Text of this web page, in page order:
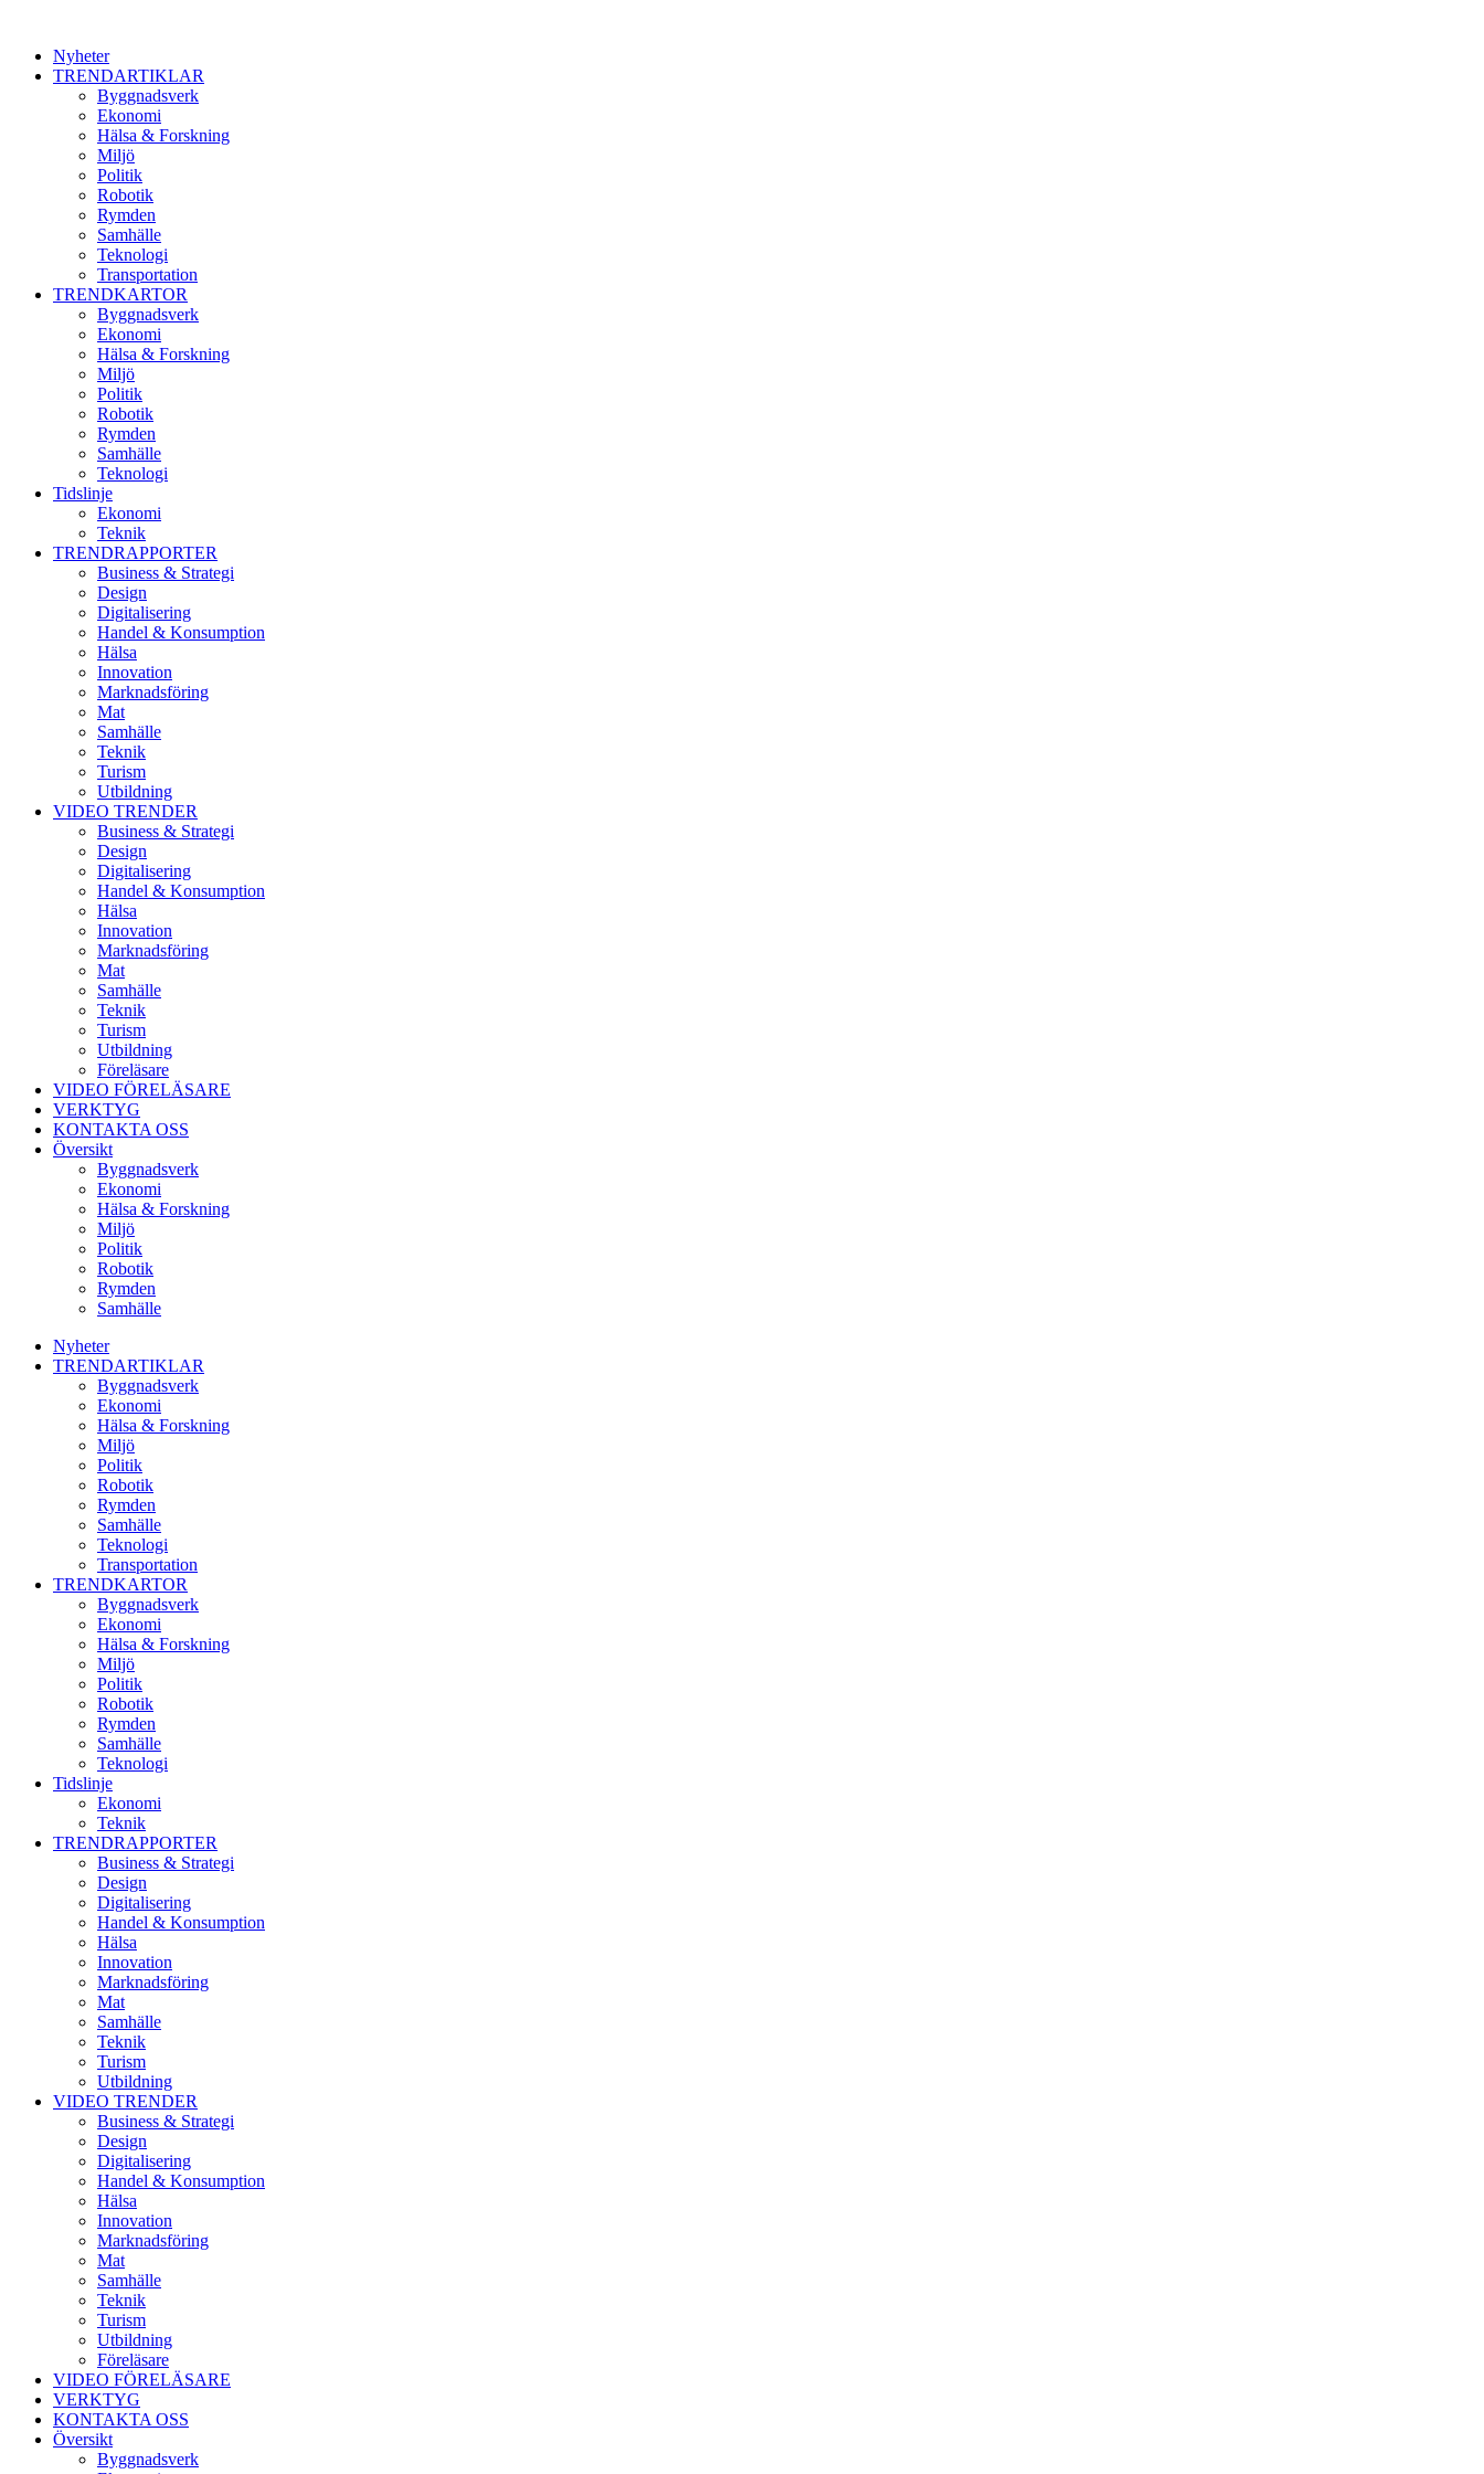
Nyheter
TRENDARTIKLAR
Byggnadsverk
Ekonomi
Hälsa & Forskning
Miljö
Politik
Robotik
Rymden
Samhälle
Teknologi
Transportation
TRENDKARTOR
Byggnadsverk
Ekonomi
Hälsa & Forskning
Miljö
Politik
Robotik
Rymden
Samhälle
Teknologi
Tidslinje
Ekonomi
Teknik
TRENDRAPPORTER
Business & Strategi
Design
Digitalisering
Handel & Konsumption
Hälsa
Innovation
Marknadsföring
Mat
Samhälle
Teknik
Turism
Utbildning
VIDEO TRENDER
Business & Strategi
Design
Digitalisering
Handel & Konsumption
Hälsa
Innovation
Marknadsföring
Mat
Samhälle
Teknik
Turism
Utbildning
Föreläsare
VIDEO FÖRELÄSARE
VERKTYG
KONTAKTA OSS
Översikt
Byggnadsverk
Ekonomi
Hälsa & Forskning
Miljö
Politik
Robotik
Rymden
Samhälle
Nyheter
TRENDARTIKLAR
Byggnadsverk
Ekonomi
Hälsa & Forskning
Miljö
Politik
Robotik
Rymden
Samhälle
Teknologi
Transportation
TRENDKARTOR
Byggnadsverk
Ekonomi
Hälsa & Forskning
Miljö
Politik
Robotik
Rymden
Samhälle
Teknologi
Tidslinje
Ekonomi
Teknik
TRENDRAPPORTER
Business & Strategi
Design
Digitalisering
Handel & Konsumption
Hälsa
Innovation
Marknadsföring
Mat
Samhälle
Teknik
Turism
Utbildning
VIDEO TRENDER
Business & Strategi
Design
Digitalisering
Handel & Konsumption
Hälsa
Innovation
Marknadsföring
Mat
Samhälle
Teknik
Turism
Utbildning
Föreläsare
VIDEO FÖRELÄSARE
VERKTYG
KONTAKTA OSS
Översikt
Byggnadsverk